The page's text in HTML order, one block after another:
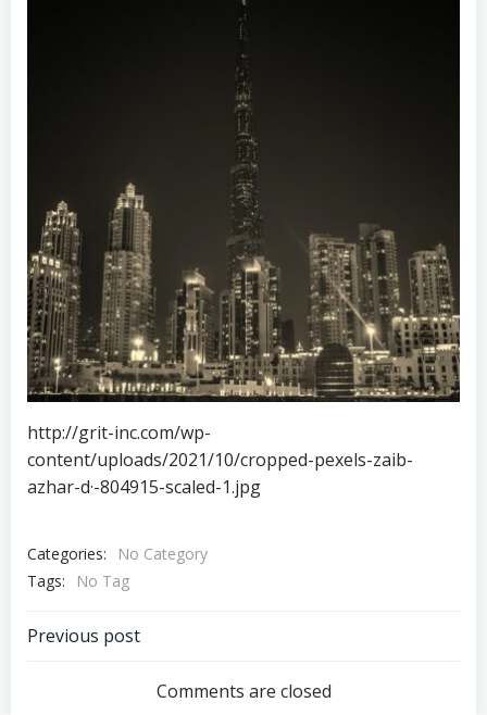
http://grit-inc.com/wp-
content/uploads/2021/10/cropped-pexels-zaib-
azhar-d·-804915-scaled-1.jpg
Categories:
No Category
Tags:
No Tag
投
Previous post
Comments are closed